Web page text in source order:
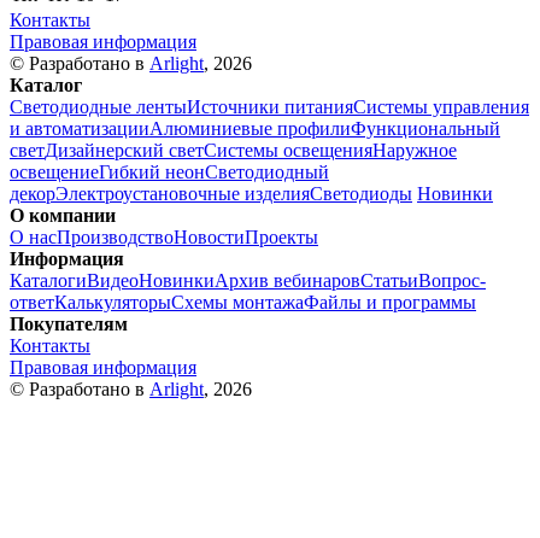
Контакты
Правовая информация
© Разработано в Arlight, 2026
Каталог
Светодиодные лентыИсточники питанияСистемы управления
и автоматизацииАлюминиевые профилиФункциональный
светДизайнерский светСистемы освещенияНаружное
освещениеГибкий неонСветодиодный
декорЭлектроустановочные изделияСветодиоды Новинки
О компании
О насПроизводствоНовостиПроекты
Информация
КаталогиВидеоНовинкиАрхив вебинаровСтатьиВопрос-
ответКалькуляторыСхемы монтажаФайлы и программы
Покупателям
Контакты
Правовая информация
© Разработано в Arlight, 2026